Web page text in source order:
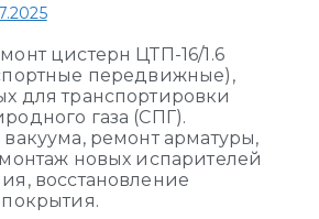
цистерн ЦТП-16/1.6
передвижные),
для транспортировки
газа (СПГ).
ремонт арматуры,
новых испарителей
восстановление